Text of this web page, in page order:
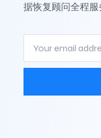
据恢复顾问全程服